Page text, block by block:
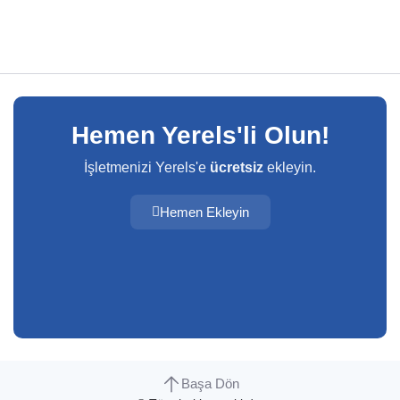
Hemen Yerels'li Olun!
İşletmenizi Yerels'e ücretsiz ekleyin.
Hemen Ekleyin
Başa Dön